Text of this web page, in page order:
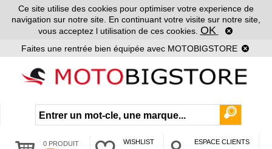
Ce site utilise des cookies pour optimiser votre experience de
navigation sur notre site. En continuant votre visite sur notre site,
vous acceptez l utilisation de ces cookies. OK
Faites une rentrée bien équipée avec MOTOBIGSTORE
0 PRODUIT
WISHLIST
ESPACE CLIENTS